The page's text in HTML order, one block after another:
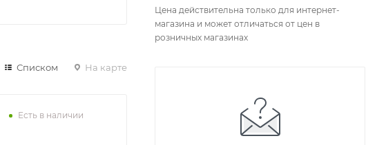
Списком На карте
Есть в наличии
Цена действительна только для интернет-
магазина и может отличаться от цен в
розничных магазинах